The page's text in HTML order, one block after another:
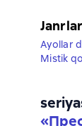
Ayollar
Mistik
«